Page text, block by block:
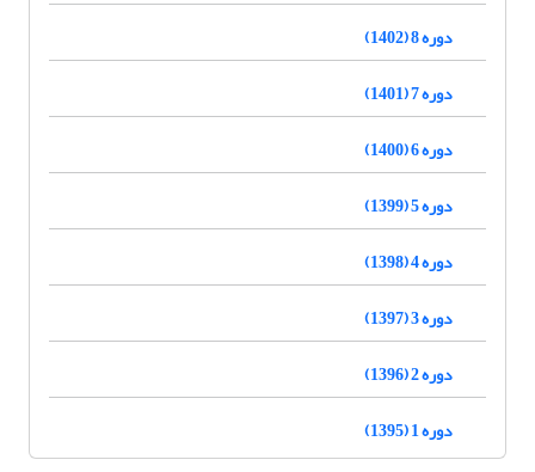
دوره 8 (1402)
دوره 7 (1401)
دوره 6 (1400)
دوره 5 (1399)
دوره 4 (1398)
دوره 3 (1397)
دوره 2 (1396)
دوره 1 (1395)